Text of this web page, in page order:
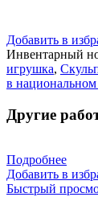
Добавить в
Инвентарный
игрушка,
в
Другие
Подробнее
Добавить в
Быстрый